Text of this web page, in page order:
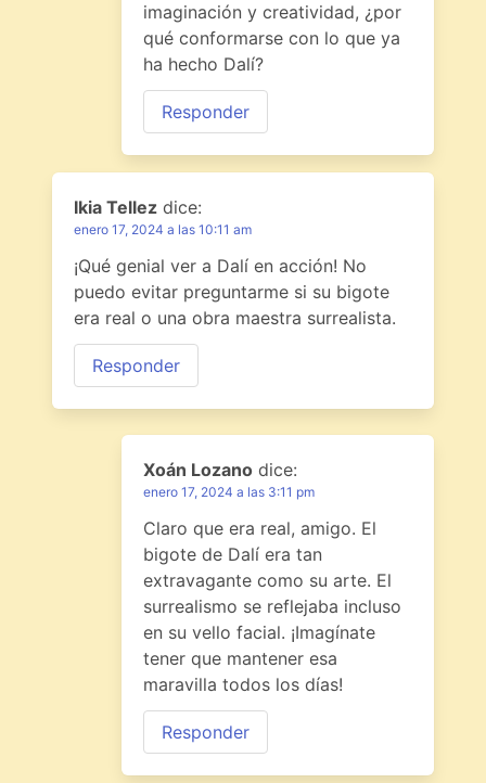
imaginación y creatividad, ¿por
qué conformarse con lo que ya
ha hecho Dalí?
Responder
Ikia Tellez dice:
enero 17, 2024 a las 10:11 am
¡Qué genial ver a Dalí en acción! No
puedo evitar preguntarme si su bigote
era real o una obra maestra surrealista.
Responder
Xoán Lozano dice:
enero 17, 2024 a las 3:11 pm
Claro que era real, amigo. El
bigote de Dalí era tan
extravagante como su arte. El
surrealismo se reflejaba incluso
en su vello facial. ¡Imagínate
tener que mantener esa
maravilla todos los días!
Responder